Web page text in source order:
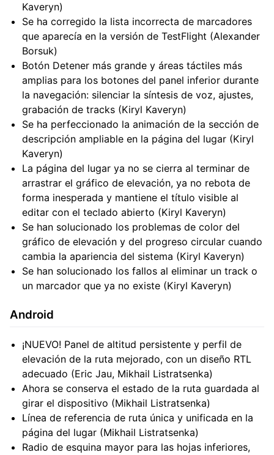
Kaveryn)
Se ha corregido la lista incorrecta de marcadores
que aparecía en la versión de TestFlight (Alexander
Borsuk)
Botón Detener más grande y áreas táctiles más
amplias para los botones del panel inferior durante
la navegación: silenciar la síntesis de voz, ajustes,
grabación de tracks (Kiryl Kaveryn)
Se ha perfeccionado la animación de la sección de
descripción ampliable en la página del lugar (Kiryl
Kaveryn)
La página del lugar ya no se cierra al terminar de
arrastrar el gráfico de elevación, ya no rebota de
forma inesperada y mantiene el título visible al
editar con el teclado abierto (Kiryl Kaveryn)
Se han solucionado los problemas de color del
gráfico de elevación y del progreso circular cuando
cambia la apariencia del sistema (Kiryl Kaveryn)
Se han solucionado los fallos al eliminar un track o
un marcador que ya no existe (Kiryl Kaveryn)
Android
¡NUEVO! Panel de altitud persistente y perfil de
elevación de la ruta mejorado, con un diseño RTL
adecuado (Eric Jau, Mikhail Listratsenka)
Ahora se conserva el estado de la ruta guardada al
girar el dispositivo (Mikhail Listratsenka)
Línea de referencia de ruta única y unificada en la
página del lugar (Mikhail Listratsenka)
Radio de esquina mayor para las hojas inferiores,